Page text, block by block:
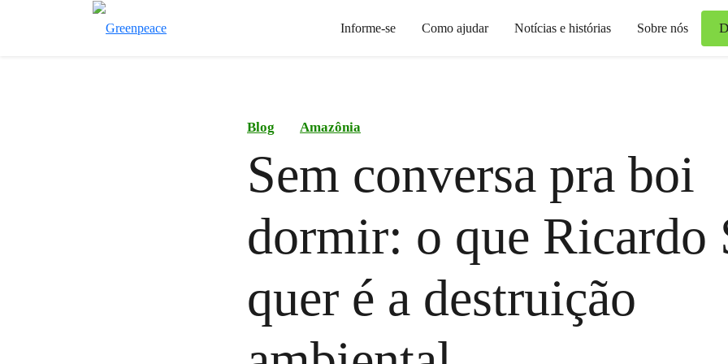
Informe-se Como ajudar Notícias e histórias Sobre nós
Blog Amazônia
Sem conversa pra boi
dormir: o que Ricardo
quer é a destruição